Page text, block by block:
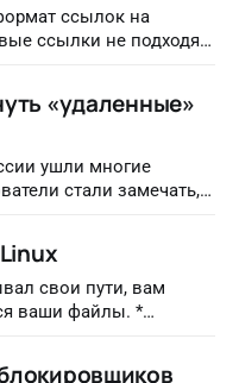
ссылок на
ссылки не подходят,
способ
«удаленные»
стали замечать,
сейчас доступно
небольшой сервис
свои пути, вам
ваши файлы. *
в этой папке.